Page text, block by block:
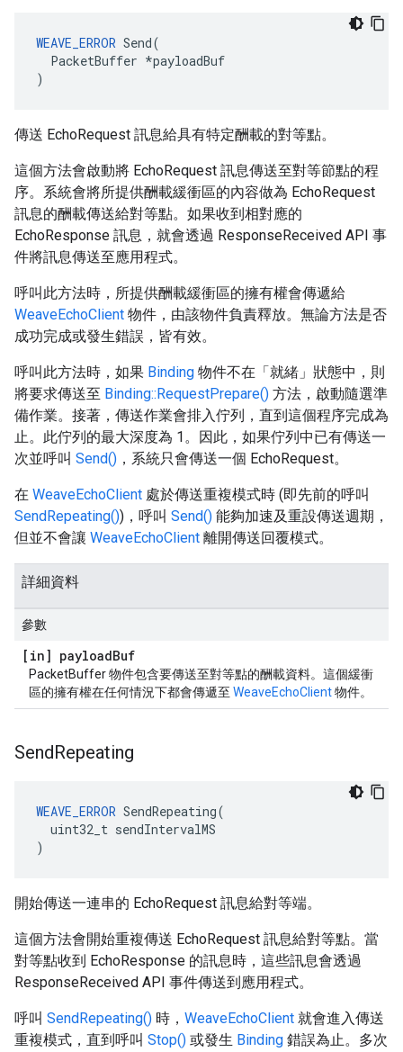
WEAVE_ERROR Send(
PacketBuffer *payloadBuf
)
傳送 EchoRequest 訊息給具有特定酬載的對等點。
這個方法會啟動將 EchoRequest 訊息傳送至對等節點的程
序。系統會將所提供酬載緩衝區的內容做為 EchoRequest
訊息的酬載傳送給對等點。如果收到相對應的
EchoResponse 訊息，就會透過 ResponseReceived API 事
件將訊息傳送至應用程式。
呼叫此方法時，所提供酬載緩衝區的擁有權會傳遞給
WeaveEchoClient 物件，由該物件負責釋放。無論方法是否
成功完成或發生錯誤，皆有效。
呼叫此方法時，如果 Binding 物件不在「就緒」狀態中，則
將要求傳送至 Binding::RequestPrepare() 方法，啟動隨選準
備作業。接著，傳送作業會排入佇列，直到這個程序完成為
止。此佇列的最大深度為 1。因此，如果佇列中已有傳送一
次並呼叫 Send() ，系統只會傳送一個 EchoRequest。
在 WeaveEchoClient 處於傳送重複模式時 (即先前的呼叫
SendRepeating())，呼叫 Send() 能夠加速及重設傳送週期，
但並不會讓 WeaveEchoClient 離開傳送回覆模式。
詳細資料
參數
[in] payloadBuf
PacketBuffer 物件包含要傳送至對等點的酬載資料。這個緩衝
區的擁有權在任何情況下都會傳遞至 WeaveEchoClient物件。
SendRepeating
WEAVE_ERROR SendRepeating(
  uint32_t sendIntervalMS
)
開始傳送一連串的 EchoRequest 訊息給對等端。
這個方法會開始重複傳送 EchoRequest 訊息給對等點。當
對等點收到 EchoResponse 的訊息時，這些訊息會透過
ResponseReceived API 事件傳送到應用程式。
呼叫 SendRepeating() 時， WeaveEchoClient 就會進入傳送
重複模式，直到呼叫 Stop() 或發生 Binding 錯誤為止。多次